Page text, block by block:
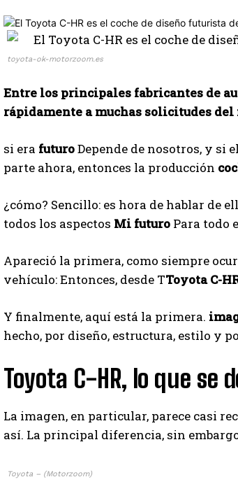
toyota-ok-motorzoom.es
Entre los principales fabricantes de
rápidamente a muchas solicitudes del
si era futuroDepende de nosotros, y si
parte ahora, entonces la producción
¿cómo? Sencillo: es hora de hablar de
todos los aspectos Mi futuro Para todo
Apareció la primera, como siempre
vehículo: Entonces, desde TToyota C-
Y finalmente, aquí está la primera.
hecho, por diseño, estructura, estilo y
Toyota C-HR, lo que se
La imagen, en particular, parece casi
así. La principal diferencia, sin
Toyota – (Motorzoom)